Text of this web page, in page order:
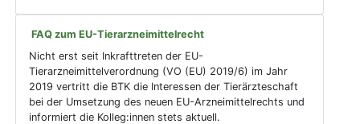
FAQ zum EU-Tierarzneimittelrecht
Nicht erst seit Inkrafttreten der EU-
Tierarzneimittelverordnung (VO (EU) 2019/6) im Jahr
2019 vertritt die BTK die Interessen der Tierärzteschaft
bei der Umsetzung des neuen EU-Arzneimittelrechts und
informiert die Kolleg:innen stets aktuell.